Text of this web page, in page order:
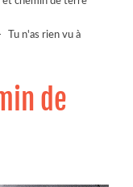
Tu n'as rien vu à
de